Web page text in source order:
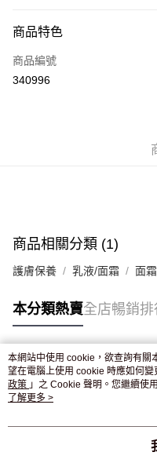
信用卡
Apple Pay
付款後門市自取，訂單確認
商品特色
商品編號
340996
商品相關分類 (1)
護膚保養 乳液/面霜 面霜
本分類熱賣全店暢銷排
熱門標籤
熱銷排行
本網站中使用 cookie，欲查詢有關
望在電腦上使用 cookie 時應如何
政策 」之 Cookie 聲明。您繼續使
條款之 Cookie 聲明使用 cookie。
了解更多 >